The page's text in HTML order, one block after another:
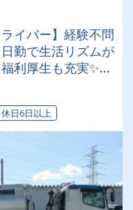
イバー】経験不問
勤で生活リズムが
利厚生も充実✨経
します！
休日6日以上